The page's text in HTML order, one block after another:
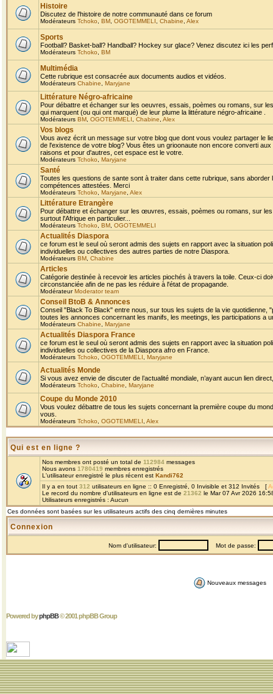
Histoire
Discutez de l'histoire de notre communauté dans ce forum
Modérateurs Tchoko BM OGOTEMMELI Chabine Alex
Sports
Football? Basket-ball? Handball? Hockey sur glace? Venez discutez ici les
Modérateurs Tchoko BM
Multimédia
Cette rubrique est consacrée aux documents audios et vidéos.
Modérateurs Chabine Maryjane
Littérature Négro-africaine
Pour débattre et échanger sur les oeuvres, essais, poèmes ou romans, sur
qui marquent (ou qui ont marqué) de leur plume la littérature négro-africaine .
Modérateurs BM OGOTEMMELI Chabine Alex
Vos blogs
Vous avez écrit un message sur votre blog que dont vous voulez partager le
de l'existence de votre blog? Vous êtes un grioonaute non encore converti
raisons et pour d'autres, cet espace est le votre.
Modérateurs Tchoko Maryjane
Santé
Toutes les questions de sante sont à traiter dans cette rubrique, sans
compétences attestées. Merci
Modérateurs Tchoko Maryjane Alex
Littérature Etrangère
Pour débattre et échanger sur les œuvres, essais, poèmes ou romans, sur
surtout l'Afrique en particulier...
Modérateurs Tchoko BM OGOTEMMELI
Actualités Diaspora
ce forum est le seul où seront admis des sujets en rapport avec la situation
individuelles ou collectives des autres parties de notre Diaspora.
Modérateurs BM Chabine
Articles
Catégorie destinée à recevoir les articles piochés à travers la toile. Ceux-ci
circonstanciée afin de ne pas les réduire à l'état de propagande.
ModérateurModerator team
Conseil BtoB & Annonces
Conseil "Black To Black" entre nous, sur tous les sujets de la vie
toutes les annonces concernant les manifs, les meetings, les participations a
Modérateurs Chabine Maryjane
Actualités Diaspora France
ce forum est le seul où seront admis des sujets en rapport avec la situation
individuelles ou collectives de la Diaspora afro en France.
Modérateurs Tchoko OGOTEMMELI Maryjane
Actualités Monde
Si vous avez envie de discuter de l’actualité mondiale, n’ayant aucun lien
Modérateurs Tchoko Chabine Maryjane
Coupe du Monde 2010
Vous voulez débattre de tous les sujets concernant la première coupe du
vous.
Modérateurs Tchoko OGOTEMMELI Alex
Qui est en ligne ?
Nos membres ont posté un total de 112984 messages
Nous avons 1780419 membres enregistrés
L'utilisateur enregistré le plus récent est Kandi762
Il y a en tout 312 utilisateurs en ligne :: 0 Enregistré, 0 Invisible et 312 Invités [
Le record du nombre d'utilisateurs en ligne est de 21362 le Mar 07 Avr 2026
Utilisateurs enregistrés : Aucun
Ces données sont basées sur les utilisateurs actifs des cinq dernières minutes
Connexion
Nom d'utilisateur: Mot de passe:
Nouveaux messages
Powered byphpBB© 2001 phpBB Group